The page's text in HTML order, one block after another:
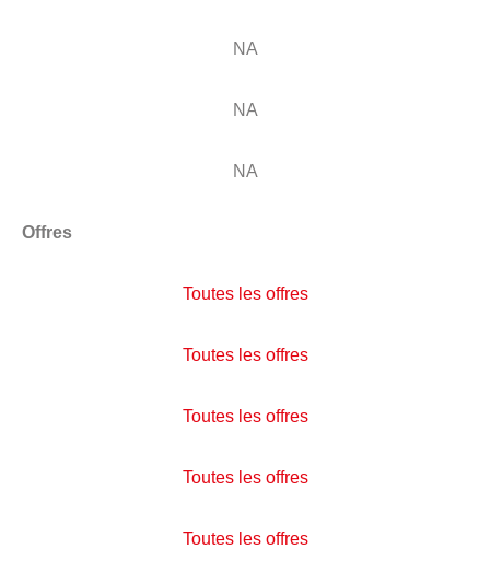
NA
NA
NA
Offres
Toutes les offres
Toutes les offres
Toutes les offres
Toutes les offres
Toutes les offres